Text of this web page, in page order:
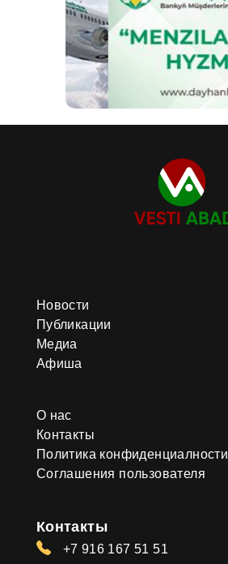
Новости
Публикации
Медиа
Афиша
О нас
Контакты
Политика конфиденциалности
Соглашения пользователя
Контакты
+7 916 167 51 51